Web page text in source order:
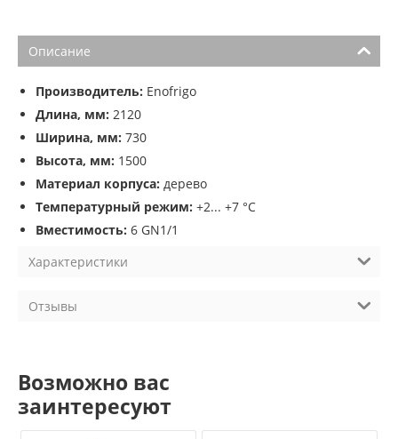
Описание
Производитель: Enofrigo
Длина, мм: 2120
Ширина, мм: 730
Высота, мм: 1500
Материал корпуса: дерево
Температурный режим: +2... +7 °C
Вместимость: 6 GN1/1
Характеристики
Отзывы
Возможно вас
заинтересуют